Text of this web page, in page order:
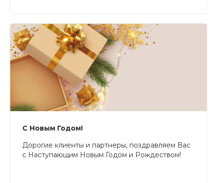
С Новым Годом!
Дорогие клиенты и партнеры, поздравляем Вас
с Наступающим Новым Годом и Рождеством!